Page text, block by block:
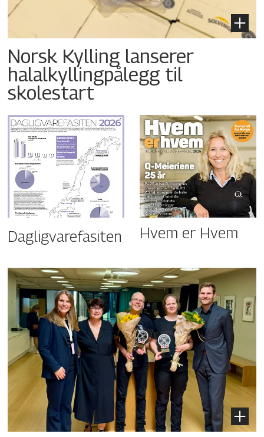
Norsk Kylling lanserer
halalkyllingpålegg til
skolestart
Dagligvarefasiten Hvem er Hvem